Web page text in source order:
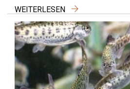
WEITERLESEN